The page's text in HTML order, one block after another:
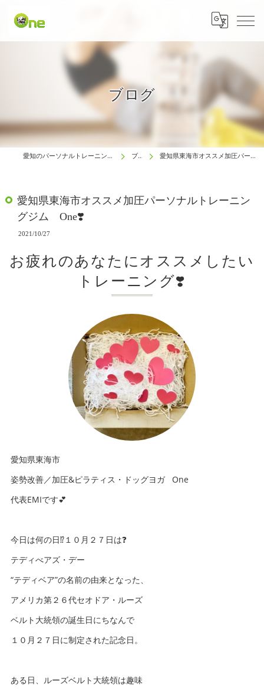
ブログ
愛知のパーソナルトレーニングは生涯動ける体研究所 One ブログ 愛知県東海市オススメ加圧パーソナルトレーニングジム One❣️
愛知県東海市オススメ加圧パーソナルトレーニン
グジム One❣️
2021/10/27
お疲れのあなたにオススメしたい
トレーニング❣️
愛知県東海市
姿勢改善／加圧&ピラティス・ドッグヨガ One
代表EMIです💕
今日は何の日⁉️１０月２７日は❓
テディべアズ・デー
“テディベア”の名前の由来となった、
アメリカ第２６代セオドア・ルーズ
ベルト大統領の誕生日にちなんで
１０月２７日に制定された記念日。
ある日、ルーズベルト大統領は趣味